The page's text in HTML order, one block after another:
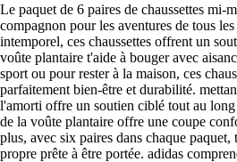
Le paquet de 6 paires de chaussettes mi-
compagnon pour les aventures de tous
intemporel, ces chaussettes offrent un
voûte plantaire t'aide à bouger avec
sport ou pour rester à la maison, ces
parfaitement bien-être et durabilité.
l'amorti offre un soutien ciblé tout au
de la voûte plantaire offre une coupe
plus, avec six paires dans chaque
propre prête à être portée. adidas